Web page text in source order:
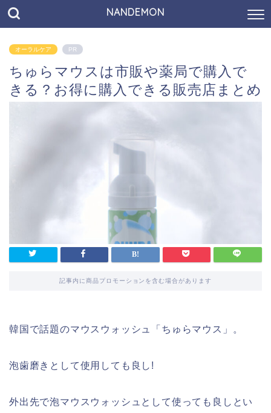
NANDEMON
オーラルケア PR
ちゅらマウスは市販や薬局で購入で
きる？お得に購入できる販売店まとめ
記事内に商品プロモーションを含む場合があります
韓国で話題のマウスウォッシュ「ちゅらマウス」。
泡歯磨きとして使用しても良し!
外出先で泡マウスウォッシュとして使っても良しとい